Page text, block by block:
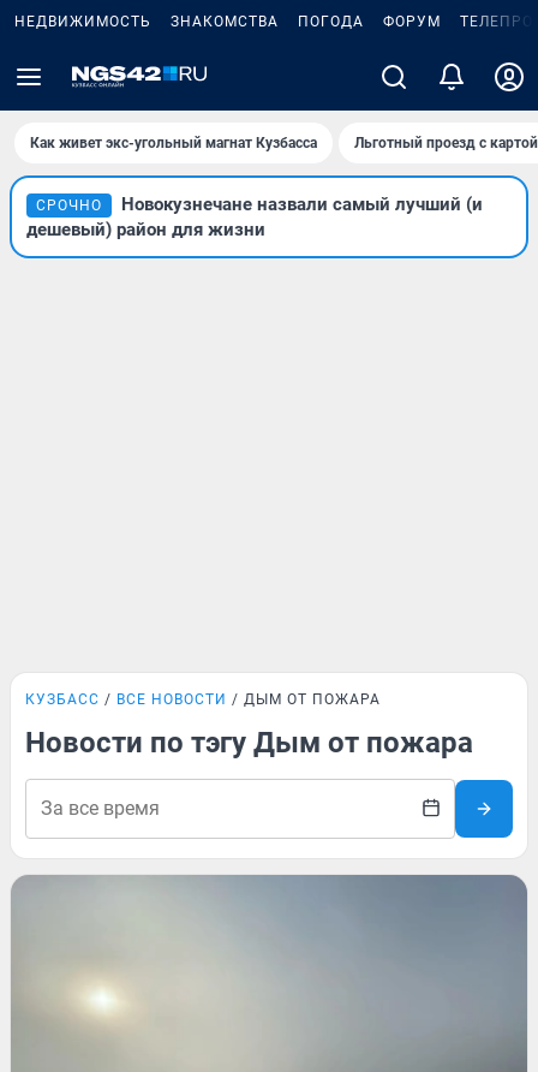
НЕДВИЖИМОСТЬ ЗНАКОМСТВА ПОГОДА ФОРУМ
Как живет экс-угольный магнат Кузбасса Льготный проезд с
СРОЧНО
Новокузнечане назвали самый лучший (и
дешевый) район для жизни
КУЗБАСС ВСЕ НОВОСТИ ДЫМ ОТ ПОЖАРА
Новости по тэгу Дым от пожара